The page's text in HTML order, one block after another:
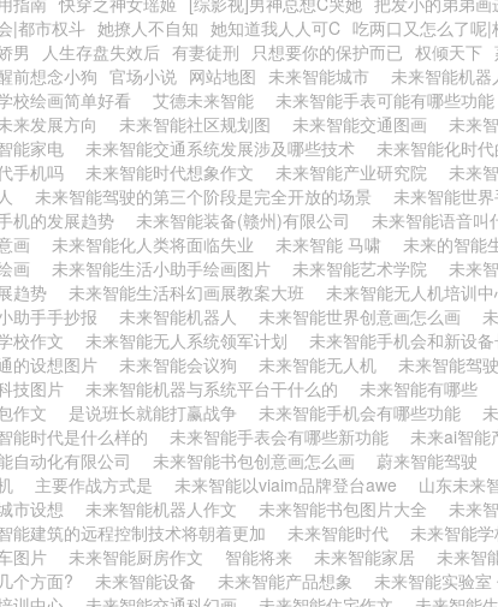
|都市权斗 她撩人不自知 她知道我人人可C 吃两口又怎么了呢|
男
人生存盘失效后 有妻徒刑 只想要你的保护而已 权倾天下
前想念小狗 官场小说 网站地图 未来智能城市 未来智能机
校绘画简单好看
艾德未来智能 未来智能手表可能有哪些功能
来发展方向
未来智能社区规划图 未来智能交通图画 未来
能家电
未来智能交通系统发展涉及哪些技术 未来智能化时
手机吗
未来智能时代想象作文 未来智能产业研究院 未来
人
未来智能驾驶的第三个阶段是完全开放的场景 未来智能世
机的发展趋势
未来智能装备(赣州)有限公司 未来智能语音叫
画
未来智能化人类将面临失业 未来智能 马啸 未来的智能
画
未来智能生活小助手绘画图片 未来智能艺术学院 未来
趋势
未来智能生活科幻画展教案大班 未来智能无人机培训
助手手抄报
未来智能机器人 未来智能世界创意画怎么画
校作文
未来智能无人系统领军计划 未来智能手机会和新设
的设想图片
未来智能会议狗 未来智能无人机 未来智能驾驶
技图片
未来智能机器与系统平台干什么的 未来智能有哪些
作文
是说班长就能打赢战争 未来智能手机会有哪些功能
能时代是什么样的
未来智能手表会有哪些新功能 未来ai智能
自动化有限公司
未来智能书包创意画怎么画 蔚来智能驾驶
主要作战方式是 未来智能以viaim品牌登台awe 山东未来
市设想
未来智能机器人作文 未来智能书包图片大全 未来
能建筑的远程控制技术将朝着更加
未来智能时代 未来智能
图片
未来智能厨房作文 智能将来 未来智能家居 未来智
几个方面?
未来智能设备 未来智能产品想象 未来智能实验室